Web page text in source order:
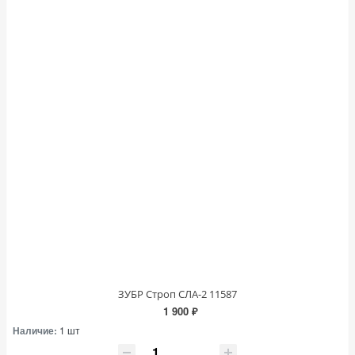
ЗУБР Строп СЛА-2 11587
1 900 ₽
Наличие: 1 шт